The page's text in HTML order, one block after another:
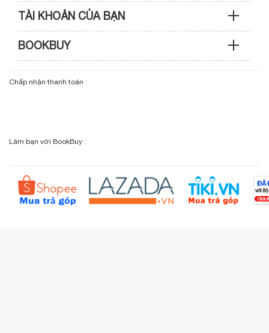
Kỹ thuật & Bảo hành: 0989 439 986
Điện thoại: (028) 3820 7153 (giờ hành chính)
Sơ đồ đường đi
Hướng dẫn mua hàng
Câu hỏi thường gặp (FAQs)
TÀI KHOẢN CỦA BẠN
Cập nhật tài khoản
Giỏ hàng
Kiểm tra đơn hàng
BOOKBUY
Giới thiệu bookbuy.vn
Liên hệ BookBuy
Đặt hàng theo yêu cầu
Chấp nhận thanh toán :
Làm bạn với BookBuy :